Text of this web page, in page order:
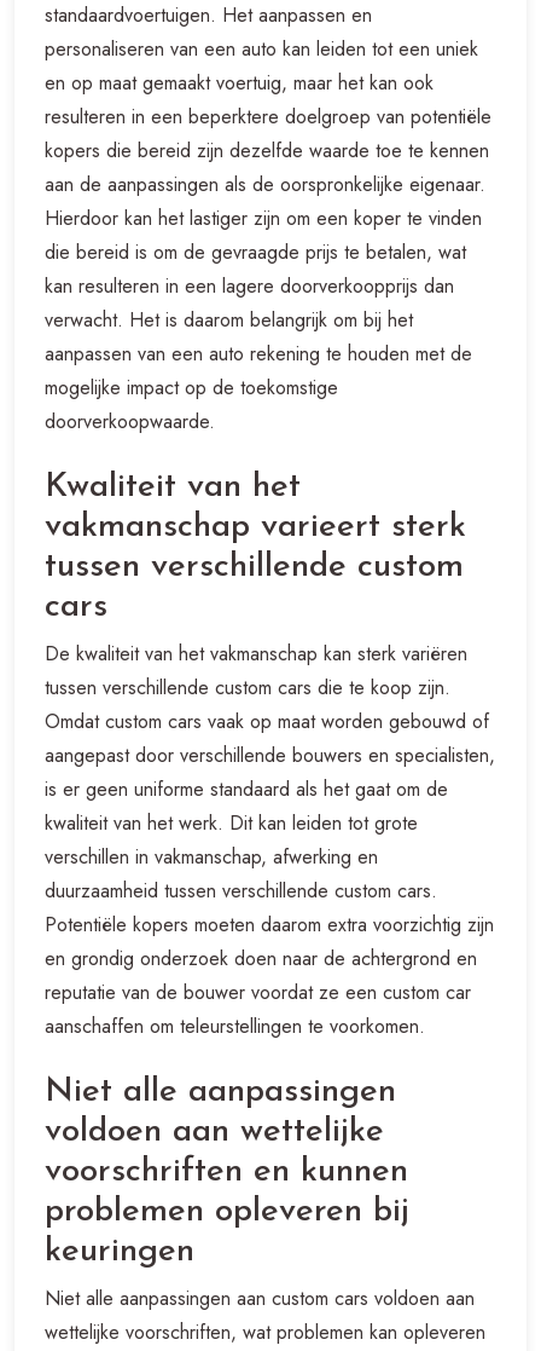
standaardvoertuigen. Het aanpassen en
personaliseren van een auto kan leiden tot een uniek
en op maat gemaakt voertuig, maar het kan ook
resulteren in een beperktere doelgroep van potentiële
kopers die bereid zijn dezelfde waarde toe te kennen
aan de aanpassingen als de oorspronkelijke eigenaar.
Hierdoor kan het lastiger zijn om een koper te vinden
die bereid is om de gevraagde prijs te betalen, wat
kan resulteren in een lagere doorverkoopprijs dan
verwacht. Het is daarom belangrijk om bij het
aanpassen van een auto rekening te houden met de
mogelijke impact op de toekomstige
doorverkoopwaarde.
Kwaliteit van het
vakmanschap varieert sterk
tussen verschillende custom
cars
De kwaliteit van het vakmanschap kan sterk variëren
tussen verschillende custom cars die te koop zijn.
Omdat custom cars vaak op maat worden gebouwd of
aangepast door verschillende bouwers en specialisten,
is er geen uniforme standaard als het gaat om de
kwaliteit van het werk. Dit kan leiden tot grote
verschillen in vakmanschap, afwerking en
duurzaamheid tussen verschillende custom cars.
Potentiële kopers moeten daarom extra voorzichtig zijn
en grondig onderzoek doen naar de achtergrond en
reputatie van de bouwer voordat ze een custom car
aanschaffen om teleurstellingen te voorkomen.
Niet alle aanpassingen
voldoen aan wettelijke
voorschriften en kunnen
problemen opleveren bij
keuringen
Niet alle aanpassingen aan custom cars voldoen aan
wettelijke voorschriften, wat problemen kan opleveren